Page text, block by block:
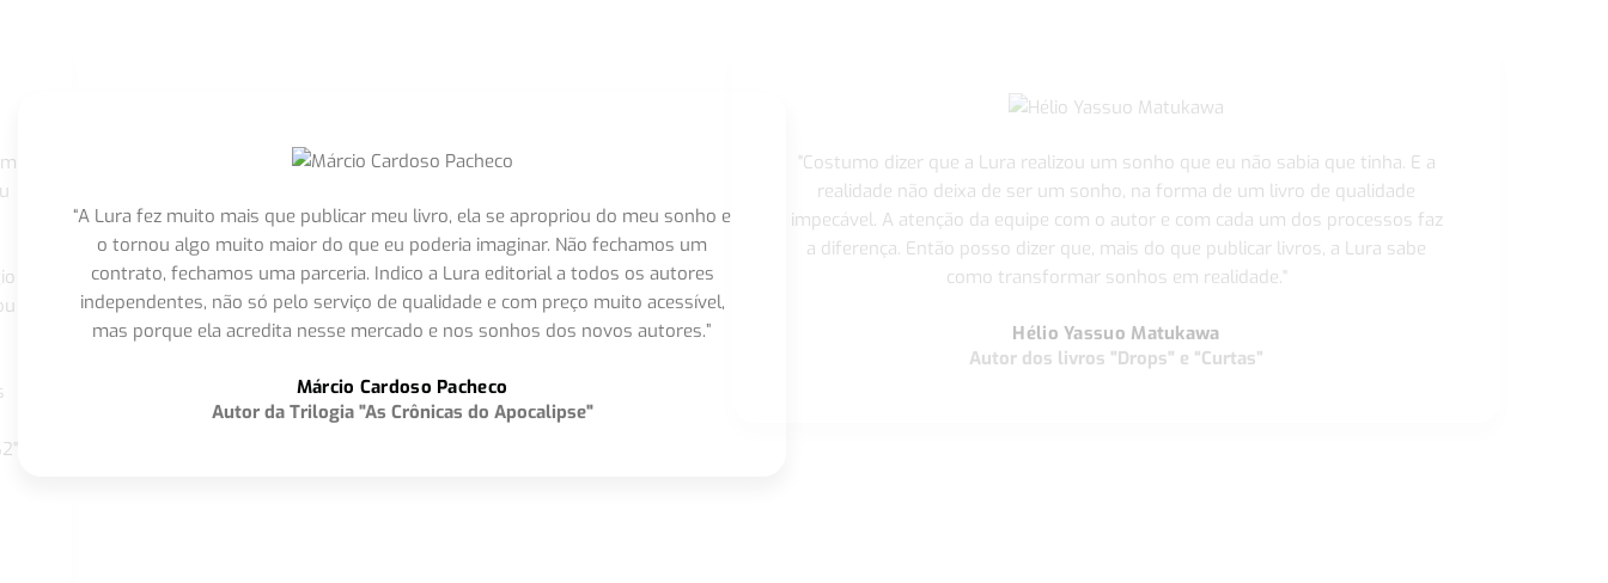
“A Lura fez muito mais que publicar meu livro, ela se apropriou do meu sonho e
o tornou algo muito maior do que eu poderia imaginar. Não fechamos um
contrato, fechamos uma parceria. Indico a Lura editorial a todos os autores
independentes, não só pelo serviço de qualidade e com preço muito acessível,
mas porque ela acredita nesse mercado e nos sonhos dos novos autores.”
Márcio Cardoso Pacheco
Autor da Trilogia "As Crônicas do Apocalipse"
"Costumo dizer que a Lura realizou um sonho que eu não sabia que tinha. E a
realidade não deixa de ser um sonho, na forma de um livro de qualidade
impecável. A atenção da equipe com o autor e com cada um dos processos faz
a diferença. Então posso dizer que, mais do que publicar livros, a Lura sabe
como transformar sonhos em realidade."
Hélio Yassuo Matukawa
Autor dos livros "Drops" e “Curtas”